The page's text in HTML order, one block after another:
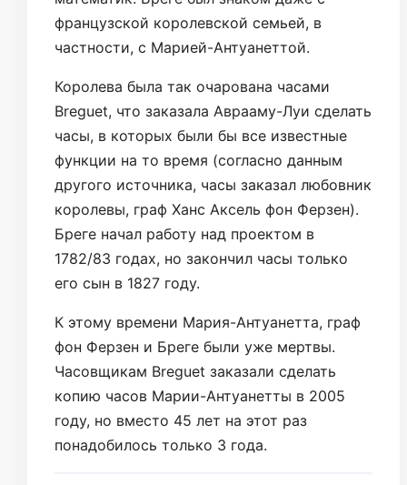
французской королевской семьей, в
частности, с Марией-Антуанеттой.
Королева была так очарована часами
Breguet, что заказала Аврааму-Луи сделать
часы, в которых были бы все известные
функции на то время (согласно данным
другого источника, часы заказал любовник
королевы, граф Ханс Аксель фон Ферзен).
Бреге начал работу над проектом в
1782/83 годах, но закончил часы только
его сын в 1827 году.
К этому времени Мария-Антуанетта, граф
фон Ферзен и Бреге были уже мертвы.
Часовщикам Breguet заказали сделать
копию часов Марии-Антуанетты в 2005
году, но вместо 45 лет на этот раз
понадобилось только 3 года.